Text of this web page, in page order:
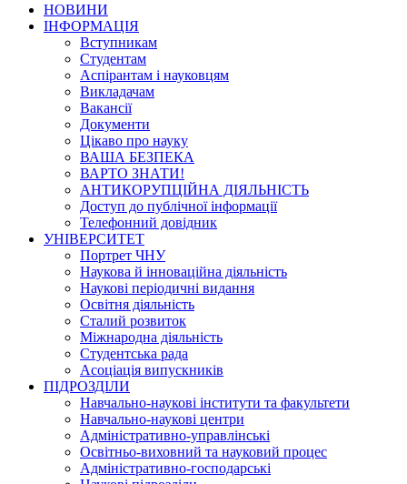
НОВИНИ
ІНФОРМАЦІЯ
Вступникам
Студентам
Аспірантам і науковцям
Викладачам
Вакансії
Документи
Цікаво про науку
ВАША БЕЗПЕКА
ВАРТО ЗНАТИ!
АНТИКОРУПЦІЙНА ДІЯЛЬНІСТЬ
Доступ до публічної інформації
Телефонний довідник
УНІВЕРСИТЕТ
Портрет ЧНУ
Наукова й інноваційна діяльність
Наукові періодичні видання
Освітня діяльність
Сталий розвиток
Міжнародна діяльність
Студентська рада
Асоціація випускників
ПІДРОЗДІЛИ
Навчально-наукові інститути та факультети
Навчально-наукові центри
Адміністративно-управлінські
Освітньо-виховний та науковий процес
Адміністративно-господарські